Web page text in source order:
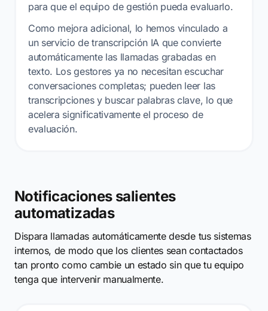
para que el equipo de gestión pueda evaluarlo.
Como mejora adicional, lo hemos vinculado a
un servicio de transcripción IA que convierte
automáticamente las llamadas grabadas en
texto. Los gestores ya no necesitan escuchar
conversaciones completas; pueden leer las
transcripciones y buscar palabras clave, lo que
acelera significativamente el proceso de
evaluación.
Notificaciones salientes
automatizadas
Dispara llamadas automáticamente desde tus sistemas
internos, de modo que los clientes sean contactados
tan pronto como cambie un estado sin que tu equipo
tenga que intervenir manualmente.